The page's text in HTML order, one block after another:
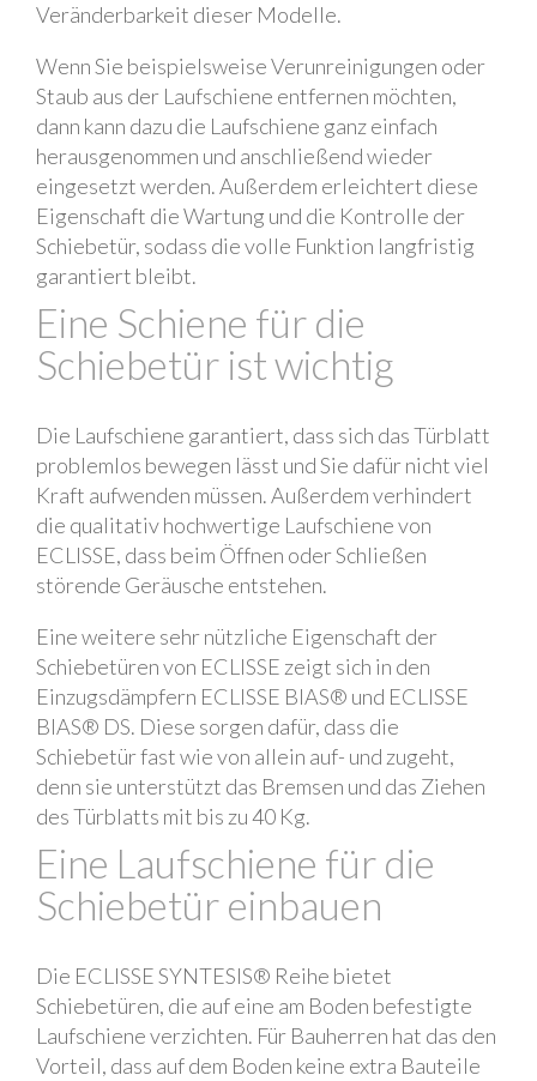
Veränderbarkeit dieser Modelle.
Wenn Sie beispielsweise Verunreinigungen oder
Staub aus der Laufschiene entfernen möchten,
dann kann dazu die Laufschiene ganz einfach
herausgenommen und anschließend wieder
eingesetzt werden. Außerdem erleichtert diese
Eigenschaft die Wartung und die Kontrolle der
Schiebetür, sodass die volle Funktion langfristig
garantiert bleibt.
Eine Schiene für die
Schiebetür ist wichtig
Die Laufschiene garantiert, dass sich das Türblatt
problemlos bewegen lässt und Sie dafür nicht viel
Kraft aufwenden müssen. Außerdem verhindert
die qualitativ hochwertige Laufschiene von
ECLISSE, dass beim Öffnen oder Schließen
störende Geräusche entstehen.
Eine weitere sehr nützliche Eigenschaft der
Schiebetüren von ECLISSE zeigt sich in den
Einzugsdämpfern ECLISSE BIAS® und ECLISSE
BIAS® DS. Diese sorgen dafür, dass die
Schiebetür fast wie von allein auf- und zugeht,
denn sie unterstützt das Bremsen und das Ziehen
des Türblatts mit bis zu 40 Kg.
Eine Laufschiene für die
Schiebetür einbauen
Die ECLISSE SYNTESIS® Reihe bietet
Schiebetüren, die auf eine am Boden befestigte
Laufschiene verzichten. Für Bauherren hat das den
Vorteil, dass auf dem Boden keine extra Bauteile